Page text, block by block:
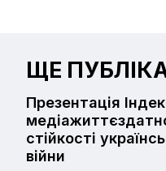
ЩЕ
Презентація
стійкості
війни